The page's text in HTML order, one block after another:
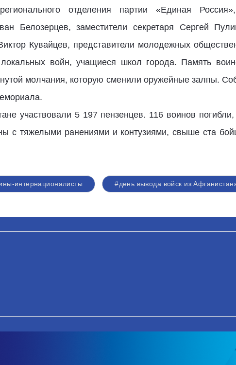
отделения партии «Единая
Белозерцев, заместители секретаря Сергей
Кувайцев, представители молодежных
войн, учащиеся школ города. Память
молчания, которую сменили оружейные залпы.
участвовали 5 197 пензенцев. 116 воинов
с тяжелыми ранениями и контузиями, свыше ста
интернационалисты #день вывода войск из